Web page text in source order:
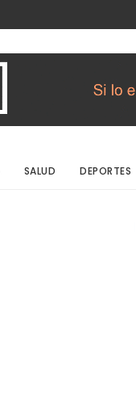
SALUD DEPORTES